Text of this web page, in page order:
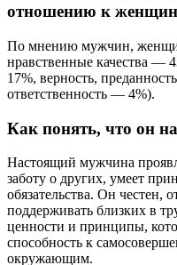
отношению к
По мнению мужчин,
нравственные качества —
17%, верность,
ответственность — 4%).
Как понять, что он
Настоящий мужчина
заботу о других, умеет
обязательства. Он честен,
поддерживать близких в
ценности и принципы,
способность к
окружающим.